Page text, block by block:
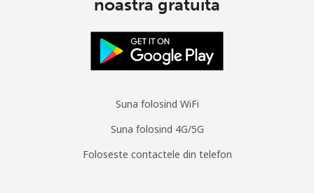
noastra gratuita
Suna folosind WiFi
Suna folosind 4G/5G
Foloseste contactele din telefon